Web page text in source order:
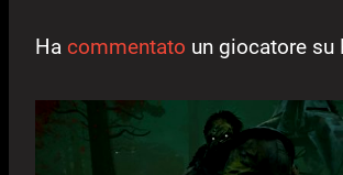
Ha commentato un giocatore su